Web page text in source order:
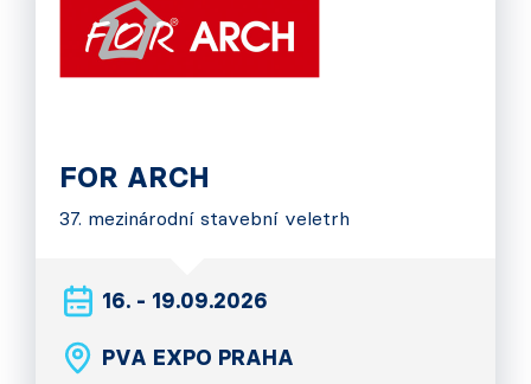
FOR ARCH
37. mezinárodní stavební veletrh
16. - 19.09.2026
PVA EXPO PRAHA